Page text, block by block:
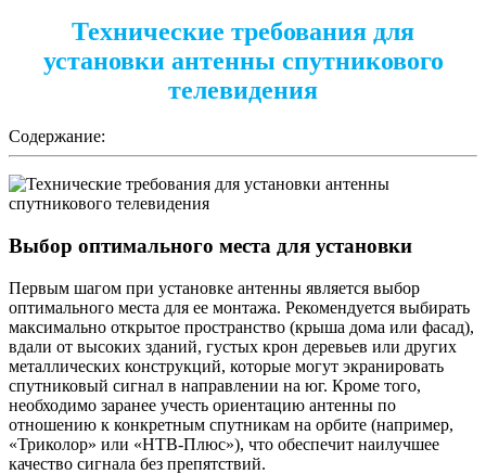
Технические требования для
установки антенны спутникового
телевидения
Содержание:
Выбор оптимального места для установки
Первым шагом при установке антенны является выбор
оптимального места для ее монтажа. Рекомендуется выбирать
максимально открытое пространство (крыша дома или фасад),
вдали от высоких зданий, густых крон деревьев или других
металлических конструкций, которые могут экранировать
спутниковый сигнал в направлении на юг. Кроме того,
необходимо заранее учесть ориентацию антенны по
отношению к конкретным спутникам на орбите (например,
«Триколор» или «НТВ-Плюс»), что обеспечит наилучшее
качество сигнала без препятствий.